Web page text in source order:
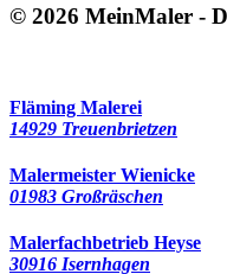
© 2026 MeinMaler -
Fläming Malerei
14929 Treuenbrietzen
Malermeister Wienicke
01983 Großräschen
Malerfachbetrieb Heyse
30916 Isernhagen